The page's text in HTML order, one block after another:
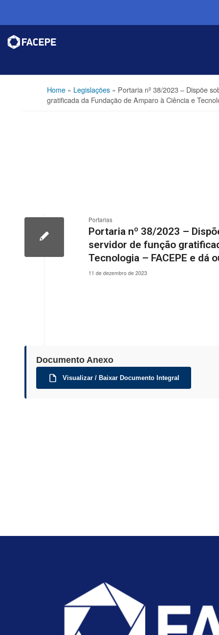
Home» Legislações» Portaria nº 38/2023 – Dispõe
gratificada da Fundação de Amparo à Ciência e
Portarias
Portaria nº 38/2023 –
servidor de função
Tecnologia – FACEPE e dá
11 de dezembro de 2023
Documento Anexo
Visualizar / Baixar Documento Integral